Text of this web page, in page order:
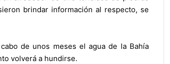
brindar información al respecto, se
de unos meses el agua de la Bahía
volverá a hundirse.